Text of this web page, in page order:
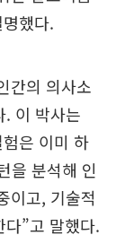
했다.
간의 의사소
. 이 박사는
은 이미 하
을 분석해 인
이고, 기술적
”고 말했다.